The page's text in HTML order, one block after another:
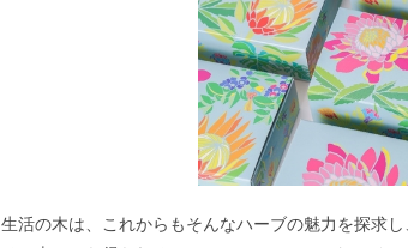
生活の木は、これからもそんなハーブの魅力を探求し